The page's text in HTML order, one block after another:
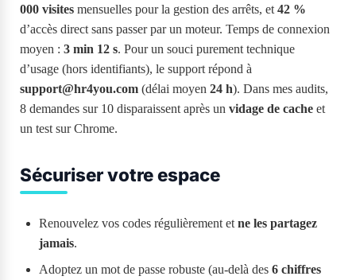
000 visites mensuelles pour la gestion des arrêts, et 42 %
d’accès direct sans passer par un moteur. Temps de connexion
moyen : 3 min 12 s. Pour un souci purement technique
d’usage (hors identifiants), le support répond à
support@hr4you.com (délai moyen 24 h). Dans mes audits,
8 demandes sur 10 disparaissent après un vidage de cache et
un test sur Chrome.
Sécuriser votre espace
Renouvelez vos codes régulièrement et ne les partagez
jamais.
Adoptez un mot de passe robuste (au-delà des 6 chiffres